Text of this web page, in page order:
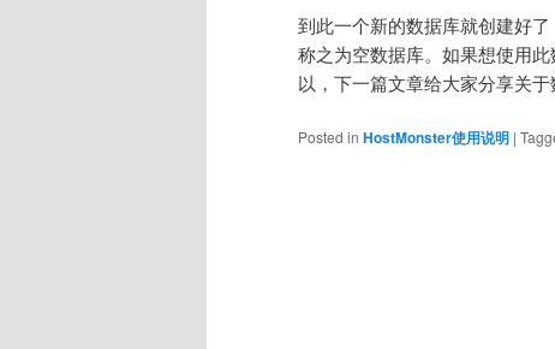
到此一个新的数据库就创建好
称之为空数据库。如果想使用
以，下一篇文章给大家分享关于
Posted in HostMonster使用说明 |